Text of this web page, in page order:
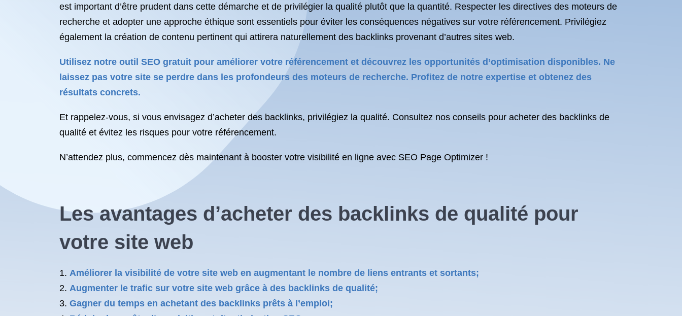
est important d’être prudent dans cette démarche et de privilégier la qualité plutôt que la quantité. Respecter les directives des moteurs de
recherche et adopter une approche éthique sont essentiels pour éviter les conséquences négatives sur votre référencement. Privilégiez
également la création de contenu pertinent qui attirera naturellement des backlinks provenant d’autres sites web.
Utilisez notre outil SEO gratuit pour améliorer votre référencement et découvrez les opportunités d’optimisation disponibles. Ne
laissez pas votre site se perdre dans les profondeurs des moteurs de recherche. Profitez de notre expertise et obtenez des
résultats concrets.
Et rappelez-vous, si vous envisagez d’acheter des backlinks, privilégiez la qualité. Consultez nos conseils pour acheter des backlinks de
qualité et évitez les risques pour votre référencement.
N’attendez plus, commencez dès maintenant à booster votre visibilité en ligne avec SEO Page Optimizer !
Les avantages d’acheter des backlinks de qualité pour
votre site web
Améliorer la visibilité de votre site web en augmentant le nombre de liens entrants et sortants;
Augmenter le trafic sur votre site web grâce à des backlinks de qualité;
Gagner du temps en achetant des backlinks prêts à l’emploi;